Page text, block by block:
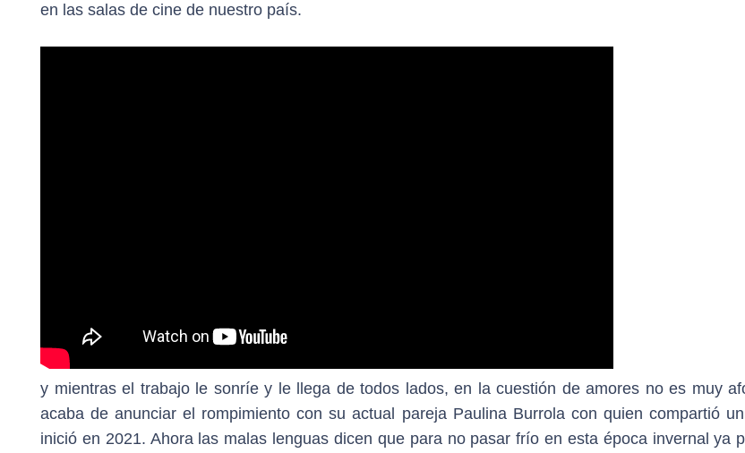
en las salas de cine de nuestro país.
y mientras el trabajo le sonríe y le llega de todos lados, en la cuestión de amores no es muy
acaba de anunciar el rompimiento con su actual pareja Paulina Burrola con quien compartió
inició en 2021. Ahora las malas lenguas dicen que para no pasar frío en esta época invernal ya